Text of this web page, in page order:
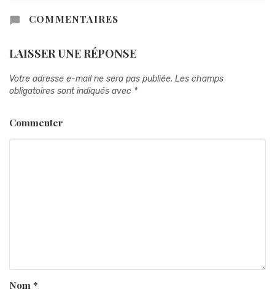
COMMENTAIRES
LAISSER UNE RÉPONSE
Votre adresse e-mail ne sera pas publiée. Les champs
obligatoires sont indiqués avec *
Commenter
Nom*